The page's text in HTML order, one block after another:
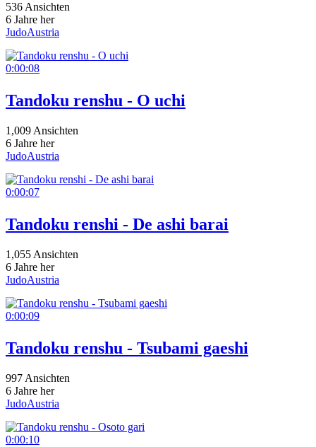
536 Ansichten
6 Jahre her
JudoAustria
0:00:08
Tandoku renshu - O uchi
1,009 Ansichten
6 Jahre her
JudoAustria
0:00:07
Tandoku renshi - De ashi barai
1,055 Ansichten
6 Jahre her
JudoAustria
0:00:09
Tandoku renshu - Tsubami gaeshi
997 Ansichten
6 Jahre her
JudoAustria
0:00:10